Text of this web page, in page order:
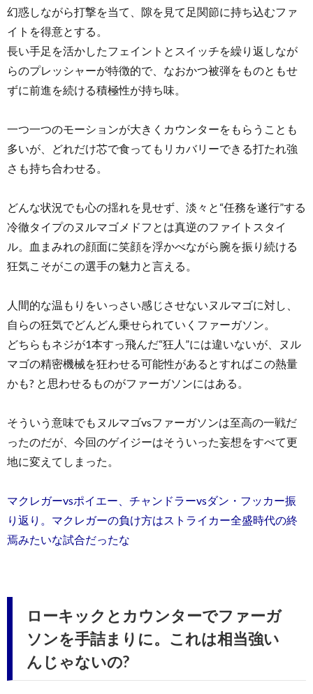
幻惑しながら打撃を当て、隙を見て足関節に持ち込むファ
イトを得意とする。
長い手足を活かしたフェイントとスイッチを繰り返しなが
らのプレッシャーが特徴的で、なおかつ被弾をものともせ
ずに前進を続ける積極性が持ち味。
一つ一つのモーションが大きくカウンターをもらうことも
多いが、どれだけ芯で食ってもリカバリーできる打たれ強
さも持ち合わせる。
どんな状況でも心の揺れを見せず、淡々と“任務を遂行”する
冷徹タイプのヌルマゴメドフとは真逆のファイトスタイ
ル。血まみれの顔面に笑顔を浮かべながら腕を振り続ける
狂気こそがこの選手の魅力と言える。
人間的な温もりをいっさい感じさせないヌルマゴに対し、
自らの狂気でどんどん乗せられていくファーガソン。
どちらもネジが1本すっ飛んだ“狂人”には違いないが、ヌル
マゴの精密機械を狂わせる可能性があるとすればこの熱量
かも? と思わせるものがファーガソンにはある。
そういう意味でもヌルマゴvsファーガソンは至高の一戦だ
ったのだが、今回のゲイジーはそういった妄想をすべて更
地に変えてしまった。
マクレガーvsポイエー、チャンドラーvsダン・フッカー振
り返り。マクレガーの負け方はストライカー全盛時代の終
焉みたいな試合だったな
ローキックとカウンターでファーガ
ソンを手詰まりに。これは相当強い
んじゃないの?